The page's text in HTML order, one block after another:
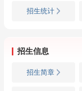
招生统计
招生信息
招生简章